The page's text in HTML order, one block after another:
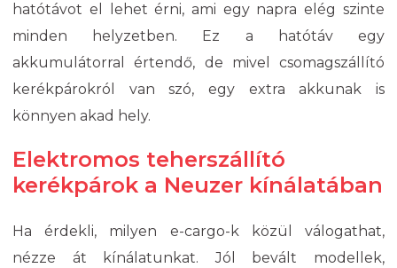
hatótávot el lehet érni, ami egy napra elég szinte
minden helyzetben. Ez a hatótáv egy
akkumulátorral értendő, de mivel csomagszállító
kerékpárokról van szó, egy extra akkunak is
könnyen akad hely.
Elektromos teherszállító
kerékpárok a Neuzer kínálatában
Ha érdekli, milyen e-cargo-k közül válogathat,
nézze át kínálatunkat. Jól bevált modellek,